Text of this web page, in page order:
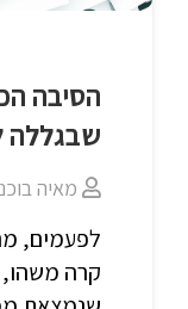
הסיבה
שבגללה
מאיה
לפעמים,
קרה